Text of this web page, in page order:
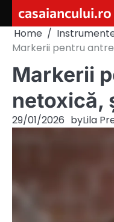
content
casaiancului.ro
Home
Markerii pentru
Markerii
netoxică,
29/01/2026 byLila